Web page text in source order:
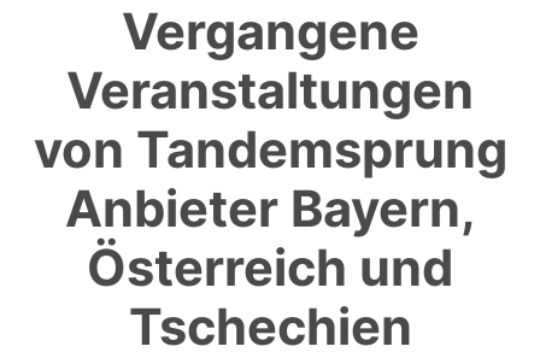
Vergangene
Veranstaltungen
von Tandemsprung
Anbieter Bayern,
Österreich und
Tschechien